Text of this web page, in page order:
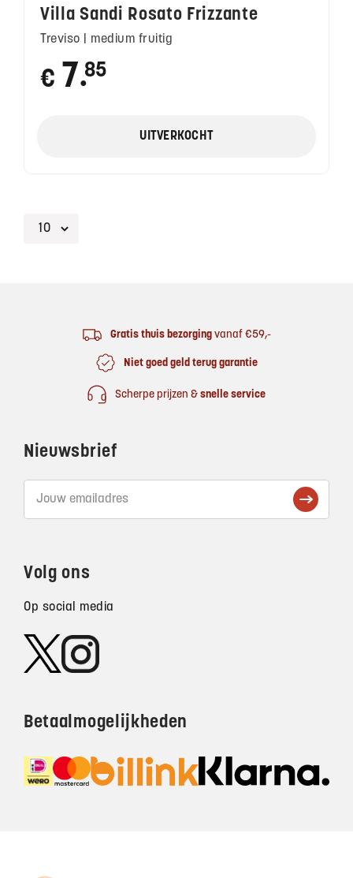
Villa Sandi Rosato Frizzante
Treviso | medium fruitig
€ 7 ●
85
UITVERKOCHT
Gratis thuis bezorgingvanaf €59,-
Niet goed geld terug garantie
Scherpe prijzen & snelle service
Nieuwsbrief
Volg ons
Op social media
Betaalmogelijkheden